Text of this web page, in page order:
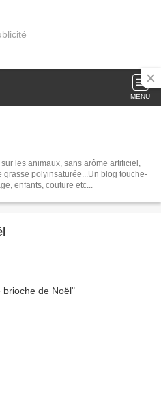
MENU
polyinsaturée...Un blog touche-
enfants, couture etc...